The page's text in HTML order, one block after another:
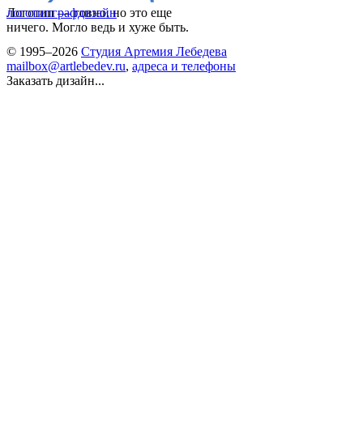
Логотип — говно, но это еще
ничего. Могло ведь и хуже быть.
логотипграфдизайн
© 1995–2026 Студия Артемия Лебедева
mailbox@artlebedev.ru, адреса и телефоны
Заказать дизайн...